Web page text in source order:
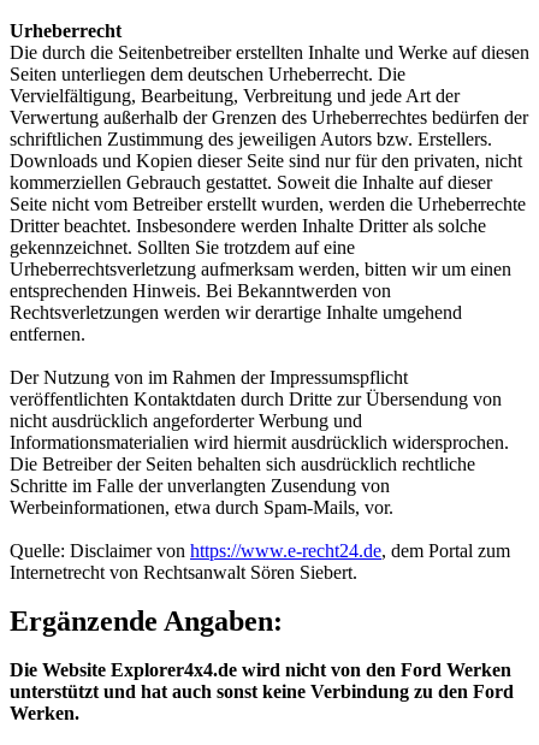
Urheberrecht
Die durch die Seitenbetreiber erstellten Inhalte und Werke auf diesen
Seiten unterliegen dem deutschen Urheberrecht. Die
Vervielfältigung, Bearbeitung, Verbreitung und jede Art der
Verwertung außerhalb der Grenzen des Urheberrechtes bedürfen der
schriftlichen Zustimmung des jeweiligen Autors bzw. Erstellers.
Downloads und Kopien dieser Seite sind nur für den privaten, nicht
kommerziellen Gebrauch gestattet. Soweit die Inhalte auf dieser
Seite nicht vom Betreiber erstellt wurden, werden die Urheberrechte
Dritter beachtet. Insbesondere werden Inhalte Dritter als solche
gekennzeichnet. Sollten Sie trotzdem auf eine
Urheberrechtsverletzung aufmerksam werden, bitten wir um einen
entsprechenden Hinweis. Bei Bekanntwerden von
Rechtsverletzungen werden wir derartige Inhalte umgehend
entfernen.
Der Nutzung von im Rahmen der Impressumspflicht
veröffentlichten Kontaktdaten durch Dritte zur Übersendung von
nicht ausdrücklich angeforderter Werbung und
Informationsmaterialien wird hiermit ausdrücklich widersprochen.
Die Betreiber der Seiten behalten sich ausdrücklich rechtliche
Schritte im Falle der unverlangten Zusendung von
Werbeinformationen, etwa durch Spam-Mails, vor.
Quelle: Disclaimer von https://www.e-recht24.de, dem Portal zum
Internetrecht von Rechtsanwalt Sören Siebert.
Ergänzende Angaben:
Die Website Explorer4x4.de wird nicht von den Ford Werken
unterstützt und hat auch sonst keine Verbindung zu den Ford
Werken.